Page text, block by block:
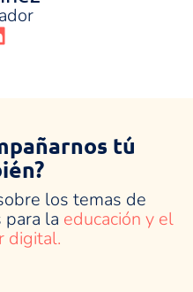
tú
los temas de
la educación y el
digital.